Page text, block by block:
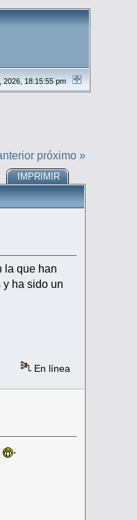
2026, 18:15:55 pm
próximo »
IMPRIMIR
la que han
ha sido un
En línea
.